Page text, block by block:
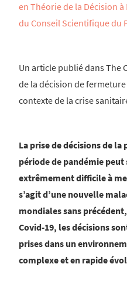
en Théorie de la Décision à
du Conseil Scientifique du
Un article publié dans The
de la décision de
contexte de la crise
La prise de décisions de
période de pandémie peut
extrêmement difficile à
s’agit d’une nouvelle
mondiales sans
Covid-19, les décisions
prises dans un
complexe et en rapide